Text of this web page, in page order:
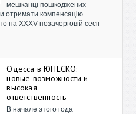
мешканці пошкоджених
отримати компенсацію.
на XXXV позачерговій сесії
Одесса в ЮНЕСКО:
новые возможности и
высокая
ответственность
В начале этого года